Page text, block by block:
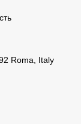
Roma, Italy